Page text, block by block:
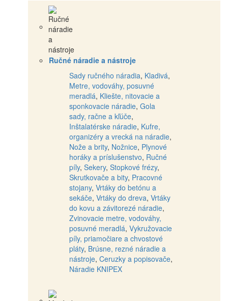
Ručné náradie a nástroje
Sady ručného náradia, Kladivá,
Metre, vodováhy, posuvné
meradlá, Kliešte, nitovacie a
sponkovacie náradie, Gola
sady, račne a kľúče,
Inštalatérske náradie, Kufre,
organizéry a vrecká na náradie,
Nože a brity, Nožnice, Plynové
horáky a príslušenstvo, Ručné
píly, Sekery, Stopkové frézy,
Skrutkovače a bity, Pracovné
stojany, Vrtáky do betónu a
sekáče, Vrtáky do dreva, Vrtáky
do kovu a závitorezé náradie,
Zvinovacie metre, vodováhy,
posuvné meradlá, Vykružovacie
píly, priamočiare a chvostové
pláty, Brúsne, rezné náradie a
nástroje, Ceruzky a popisovače,
Náradie KNIPEX